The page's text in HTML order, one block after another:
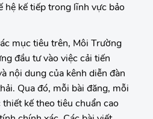
hệ kế tiếp trong lĩnh vực bảo
mục tiêu trên, Môi Trường
đầu tư vào việc cải tiến
nội dung của kênh diễn đàn
Qua đó, mỗi bài đăng, mỗi
kế theo tiêu chuẩn cao